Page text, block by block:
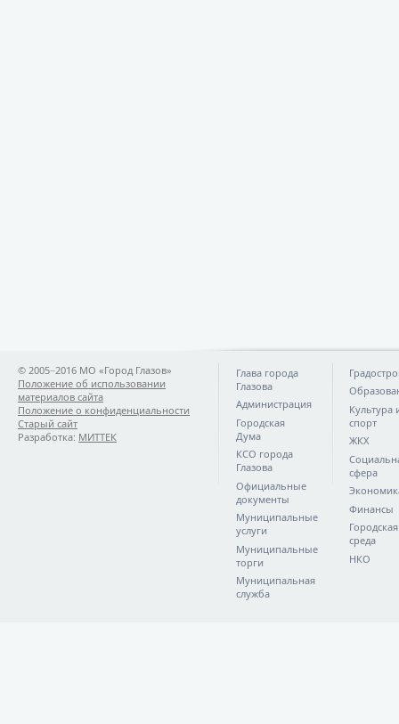
© 2005−2016 МО «Город Глазов»
Положение об использовании
материалов сайта
Положение о конфиденциальности
Старый сайт
Разработка: МИТТЕК
Глава города
Глазова
Администрация
Городская
Дума
КСО города
Глазова
Официальные
документы
Муниципальные
услуги
Муниципальные
торги
Муниципальная
служба
Культура
спорт
ЖКХ
сфера
Финансы
Городская
среда
НКО